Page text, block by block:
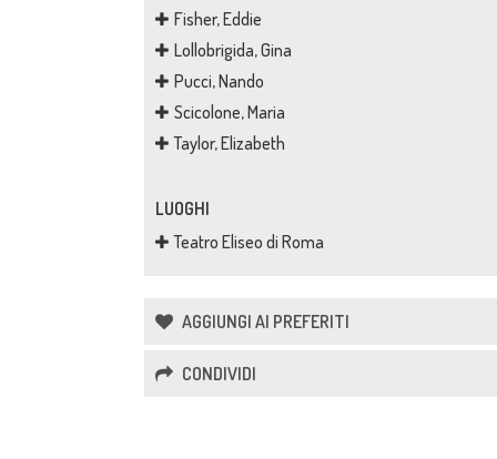
Fisher, Eddie
Lollobrigida, Gina
Pucci, Nando
Scicolone, Maria
Taylor, Elizabeth
LUOGHI
Teatro Eliseo di Roma
AGGIUNGI AI PREFERITI
CONDIVIDI